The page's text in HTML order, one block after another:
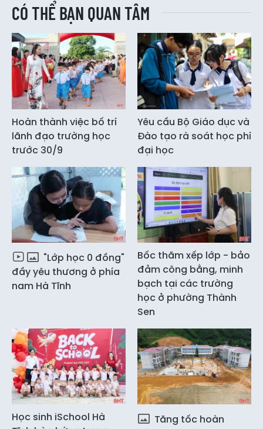
CÓ THỂ BẠN QUAN TÂM
Hoàn thành việc bố trí
lãnh đạo trường học
trước 30/9
Yêu cầu Bộ Giáo dục và
Đào tạo rà soát học phí
đại học
"Lớp học 0 đồng"
đầy yêu thương ở phía
nam Hà Tĩnh
Bốc thăm xếp lớp - bảo
đảm công bằng, minh
bạch tại các trường
học ở phường Thành
Sen
Học sinh iSchool Hà
Tăng tốc hoàn